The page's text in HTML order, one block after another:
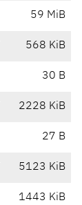
59 MiB
568 KiB
30 B
2228 KiB
27 B
5123 KiB
1443 KiB